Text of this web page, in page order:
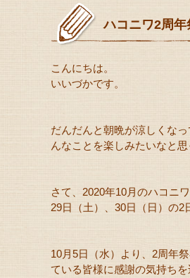
ハコニワ2周
こんにちは。
いいづかです。
だんだんと朝晩が涼しくな
んなことを楽しみたいなと
さて、2020年10月のハコニ
29日（土）、30日（日）の2
10月5日（水）より、2周年
ている皆様に感謝の気持ち